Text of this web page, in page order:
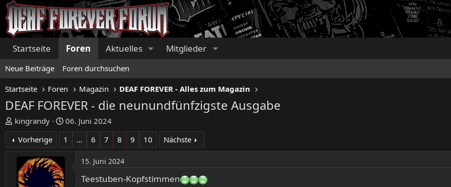
Startseite Foren Aktuelles Mitglieder
Neue Beiträge Foren durchsuchen
Startseite Foren Magazin DEAF FOREVER - Alles zum Magazin
DEAF FOREVER - die neunundfünfzigste Ausgabe
E
r
t
kingrandy
E
r
s
t
06. Juni 2024
Vorherige
1 … 6 7 8 9 10 Nächste
15. Juni 2024
Teestuben-Kopfstimmen